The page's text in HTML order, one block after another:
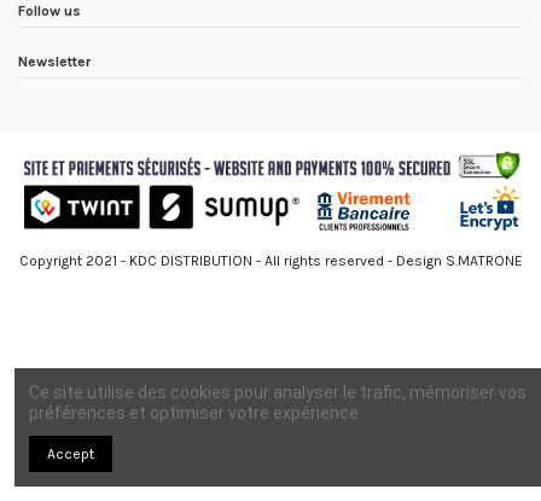
Follow us
Newsletter
Copyright 2021 - KDC DISTRIBUTION - All rights reserved - Design S.MATRONE
Ce site utilise des cookies pour analyser le trafic, mémoriser vos
préférences et optimiser votre expérience.
Accept